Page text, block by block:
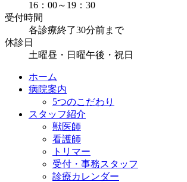
16：00～19：30
受付時間
各診療終了30分前まで
休診日
土曜昼・日曜午後・祝日
ホーム
病院案内
5つのこだわり
スタッフ紹介
獣医師
看護師
トリマー
受付・事務スタッフ
診療カレンダー